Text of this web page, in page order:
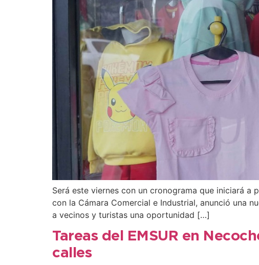
Será este viernes con un cronograma que iniciará a
con la Cámara Comercial e Industrial, anunció una
a vecinos y turistas una oportunidad […]
Tareas del EMSUR en
calles